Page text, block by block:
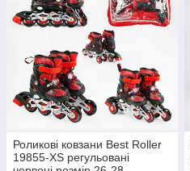
Роликові ковзани Best Roller
19855-XS регульовані